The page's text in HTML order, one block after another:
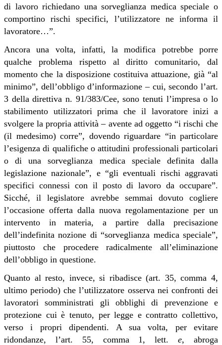
di lavoro richiedano una sorveglianza medica speciale o
comportino rischi specifici, l’utilizzatore ne informa il
lavoratore…”.
Ancora una volta, infatti, la modifica potrebbe porre
qualche problema rispetto al diritto comunitario, dal
momento che la disposizione costituiva attuazione, già “al
minimo”, dell’obbligo d’informazione – cui, secondo l’art.
3 della direttiva n. 91/383/Cee, sono tenuti l’impresa o lo
stabilimento utilizzatori prima che il lavoratore inizi a
svolgere la propria attività – avente ad oggetto “i rischi che
(il medesimo) corre”, dovendo riguardare “in particolare
l’esigenza di qualifiche o attitudini professionali particolari
o di una sorveglianza medica speciale definita dalla
legislazione nazionale”, e “gli eventuali rischi aggravati
specifici connessi con il posto di lavoro da occupare”.
Sicché, il legislatore avrebbe semmai dovuto cogliere
l’occasione offerta dalla nuova regolamentazione per un
intervento in materia, a partire dalla precisazione
dell’indefinita nozione di “sorveglianza medica speciale”,
piuttosto che procedere radicalmente all’eliminazione
dell’obbligo in questione.
Quanto al resto, invece, si ribadisce (art. 35, comma 4,
ultimo periodo) che l’utilizzatore osserva nei confronti dei
lavoratori somministrati gli obblighi di prevenzione e
protezione cui è tenuto, per legge e contratto collettivo,
verso i propri dipendenti. A sua volta, per evitare
ridondanze, l’art. 55, comma 1, lett.e, abroga